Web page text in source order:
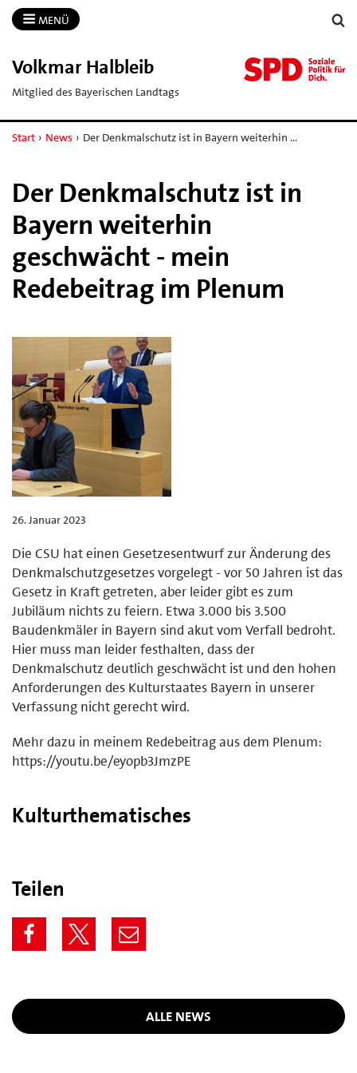
MENÜ
Volkmar Halbleib
Mitglied des Bayerischen Landtags
Start › News › Der Denkmalschutz ist in Bayern weiterhin …
Der Denkmalschutz ist in
Bayern weiterhin
geschwächt - mein
Redebeitrag im Plenum
26. Januar 2023
Die CSU hat einen Gesetzesentwurf zur Änderung des
Denkmalschutzgesetzes vorgelegt - vor 50 Jahren ist das
Gesetz in Kraft getreten, aber leider gibt es zum
Jubiläum nichts zu feiern. Etwa 3.000 bis 3.500
Baudenkmäler in Bayern sind akut vom Verfall bedroht.
Hier muss man leider festhalten, dass der
Denkmalschutz deutlich geschwächt ist und den hohen
Anforderungen des Kulturstaates Bayern in unserer
Verfassung nicht gerecht wird.
Mehr dazu in meinem Redebeitrag aus dem Plenum:
https://youtu.be/eyopb3JmzPE
Kulturthematisches
Teilen
ALLE NEWS